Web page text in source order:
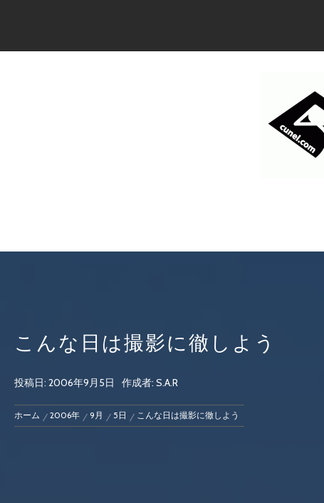
ン
こんな日は撮影に徹しよう
投稿日: 2006年9月5日 作成者: S.A.R
ホーム 2006年 9月 5日 こんな日は撮影に徹しよう